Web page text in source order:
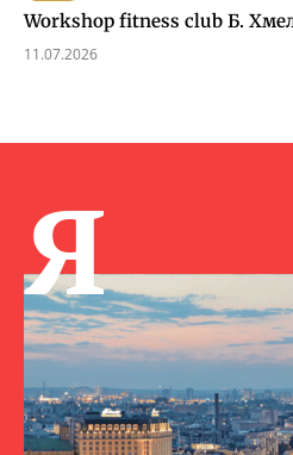
Workshop fitness club Б.
11.07.2026
Я